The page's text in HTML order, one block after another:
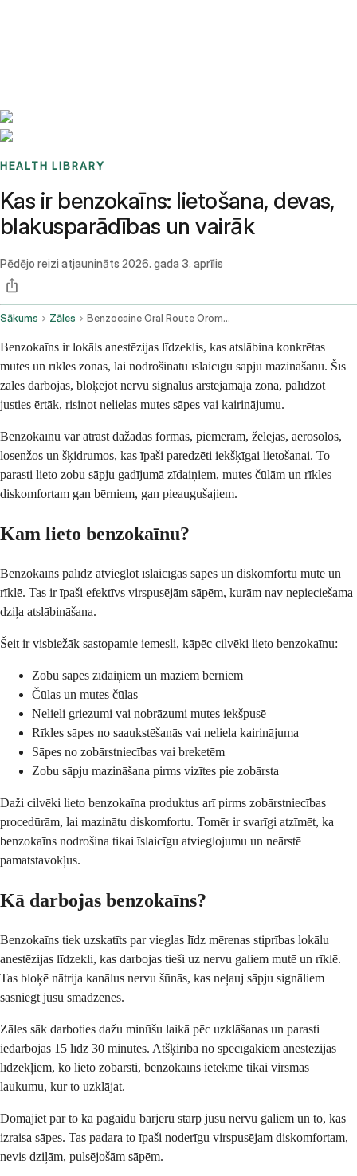
HEALTH LIBRARY
Kas ir benzokaīns: lietošana, devas,
blakusparādības un vairāk
Pēdējo reizi atjaunināts 2026. gada 3. aprīlis
Sākums Zāles Benzocaine Oral Route Oromucosal Route
Benzokaīns ir lokāls anestēzijas līdzeklis, kas atslābina konkrētas
mutes un rīkles zonas, lai nodrošinātu īslaicīgu sāpju mazināšanu. Šīs
zāles darbojas, bloķējot nervu signālus ārstējamajā zonā, palīdzot
justies ērtāk, risinot nelielas mutes sāpes vai kairinājumu.
Benzokaīnu var atrast dažādās formās, piemēram, želejās, aerosolos,
losenžos un šķidrumos, kas īpaši paredzēti iekšķīgai lietošanai. To
parasti lieto zobu sāpju gadījumā zīdaiņiem, mutes čūlām un rīkles
diskomfortam gan bērniem, gan pieaugušajiem.
Kam lieto benzokaīnu?
Benzokaīns palīdz atvieglot īslaicīgas sāpes un diskomfortu mutē un
rīklē. Tas ir īpaši efektīvs virspusējām sāpēm, kurām nav nepieciešama
dziļa atslābināšana.
Šeit ir visbiežāk sastopamie iemesli, kāpēc cilvēki lieto benzokaīnu:
Zobu sāpes zīdaiņiem un maziem bērniem
Čūlas un mutes čūlas
Nelieli griezumi vai nobrāzumi mutes iekšpusē
Rīkles sāpes no saaukstēšanās vai neliela kairinājuma
Sāpes no zobārstniecības vai breketēm
Zobu sāpju mazināšana pirms vizītes pie zobārsta
Daži cilvēki lieto benzokaīna produktus arī pirms zobārstniecības
procedūrām, lai mazinātu diskomfortu. Tomēr ir svarīgi atzīmēt, ka
benzokaīns nodrošina tikai īslaicīgu atvieglojumu un neārstē
pamatstāvokļus.
Kā darbojas benzokaīns?
Benzokaīns tiek uzskatīts par vieglas līdz mērenas stiprības lokālu
anestēzijas līdzekli, kas darbojas tieši uz nervu galiem mutē un rīklē.
Tas bloķē nātrija kanālus nervu šūnās, kas neļauj sāpju signāliem
sasniegt jūsu smadzenes.
Zāles sāk darboties dažu minūšu laikā pēc uzklāšanas un parasti
iedarbojas 15 līdz 30 minūtes. Atšķirībā no spēcīgākiem anestēzijas
līdzekļiem, ko lieto zobārsti, benzokaīns ietekmē tikai virsmas
laukumu, kur to uzklājat.
Domājiet par to kā pagaidu barjeru starp jūsu nervu galiem un to, kas
izraisa sāpes. Tas padara to īpaši noderīgu virspusējam diskomfortam,
nevis dziļām, pulsējošām sāpēm.